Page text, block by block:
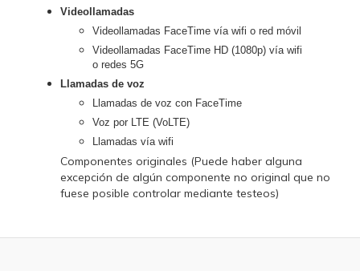
Videollamadas
Videollamadas FaceTime vía wifi o red móvil
Videollamadas FaceTime HD (1080p) vía wifi
o redes 5G
Llamadas de voz
Llamadas de voz con FaceTime
Voz por LTE (VoLTE)
Llamadas vía wifi
Componentes originales (Puede haber alguna
excepción de algún componente no original que no
fuese posible controlar mediante testeos)